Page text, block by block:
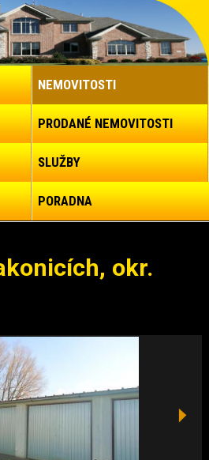
NEMOVITOSTI
PRODANÉ NEMOVITOSTI
SLUŽBY
PORADNA
okr.